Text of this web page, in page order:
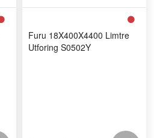
Furu 18X400X4400 Limtre
Utforing S0502Y